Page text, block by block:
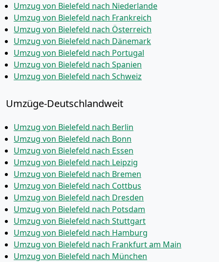
Umzug von Bielefeld nach Niederlande
Umzug von Bielefeld nach Frankreich
Umzug von Bielefeld nach Österreich
Umzug von Bielefeld nach Dänemark
Umzug von Bielefeld nach Portugal
Umzug von Bielefeld nach Spanien
Umzug von Bielefeld nach Schweiz
Umzüge-Deutschlandweit
Umzug von Bielefeld nach Berlin
Umzug von Bielefeld nach Bonn
Umzug von Bielefeld nach Essen
Umzug von Bielefeld nach Leipzig
Umzug von Bielefeld nach Bremen
Umzug von Bielefeld nach Cottbus
Umzug von Bielefeld nach Dresden
Umzug von Bielefeld nach Potsdam
Umzug von Bielefeld nach Stuttgart
Umzug von Bielefeld nach Hamburg
Umzug von Bielefeld nach Frankfurt am Main
Umzug von Bielefeld nach München